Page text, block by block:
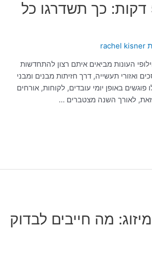
ממצב "לפני" ל"אחרי" ב-5 דקות: כך תשדרגו כל
rachel kisner
העונות מביאים איתם רצון להתחדשות
ואזורי תעשייה, דרך חזיתות מבנים ומבני
באופן יומי עובדים, לקוחות, אורחים
לאורך השנה מצטברים …
מה חייבים לבדוק